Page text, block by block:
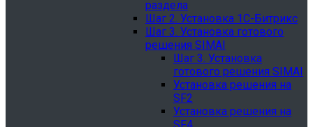
раздела
Шаг 2. Установка 1С-Битрикс
Шаг 3. Установка готового
решения SIMAI
Шаг 3. Установка
готового решения SIMAI
Установка решения на
SF2
Установка решения на